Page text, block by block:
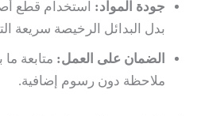
جودة المواد: استخدام قطع
بدل البدائل الرخيصة سريعة
الضمان على العمل: متابعة
ملاحظة دون رسوم إضافية.